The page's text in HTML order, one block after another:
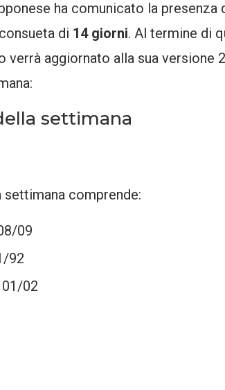
ha comunicato la presenza
di 14 giorni. Al termine di
verrà aggiornato alla sua versione
settimana
comprende:
09
92
02